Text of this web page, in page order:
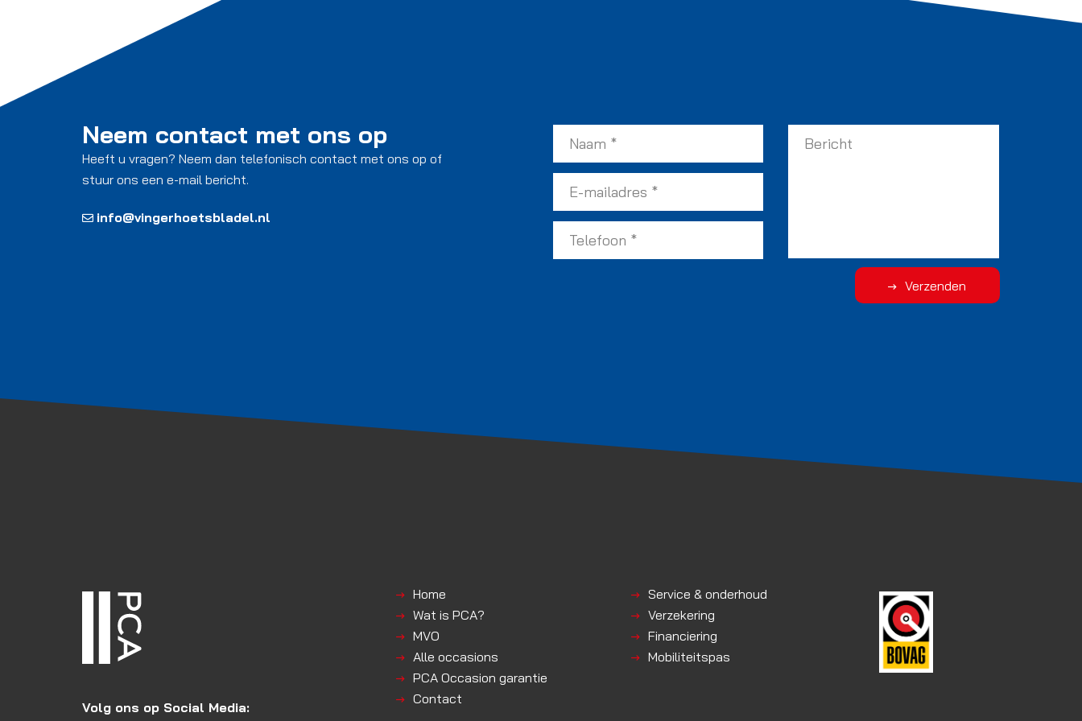
Neem contact met ons op
Heeft u vragen? Neem dan telefonisch contact met ons op of
stuur ons een e-mail bericht.
info@vingerhoetsbladel.nl
Verzenden
Volg ons op Social Media:
Service & onderhoud
Verzekering
Financiering
Mobiliteitspas
Home
Wat is PCA?
MVO
Alle occasions
PCA Occasion garantie
Contact